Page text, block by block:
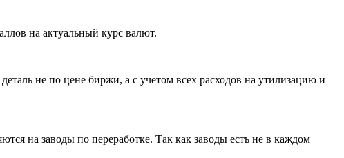
на актуальный курс валют.
не по цене биржи, а с учетом всех расходов на утилизацию и
на заводы по переработке. Так как заводы есть не в каждом